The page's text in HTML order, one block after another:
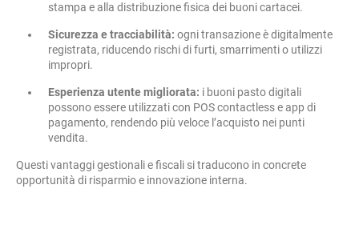
stampa e alla distribuzione fisica dei buoni cartacei.
Sicurezza e tracciabilità: ogni transazione è digitalmente
registrata, riducendo rischi di furti, smarrimenti o utilizzi
impropri.
Esperienza utente migliorata: i buoni pasto digitali
possono essere utilizzati con POS contactless e app di
pagamento, rendendo più veloce l’acquisto nei punti
vendita.
Questi vantaggi gestionali e fiscali si traducono in concrete
opportunità di risparmio e innovazione interna.